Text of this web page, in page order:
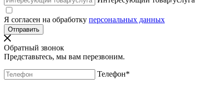
Я согласен на обработку персональных данных
Обратный звонок
Представьтесь, мы вам перезвоним.
Телефон*